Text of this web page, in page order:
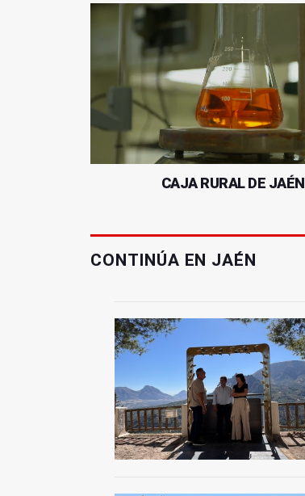
CAJA RURAL DE JAÉN
CONTINÚA EN JAÉN